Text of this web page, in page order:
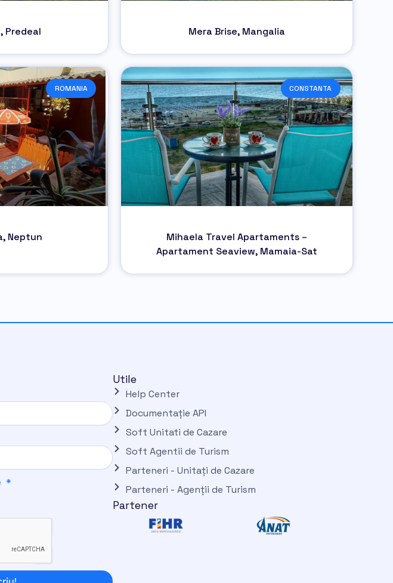
Predeal Mera Brise, Mangalia
ROMANIA
Neptun
CONSTANTA
Mihaela Travel Apartaments –
Apartament Seaview, Mamaia-Sat
Utile
Help Center
Documentație API
Soft Unitati de Cazare
Soft Agentii de Turism
Parteneri - Unitați de Cazare
Parteneri - Agenții de Turism
Partener